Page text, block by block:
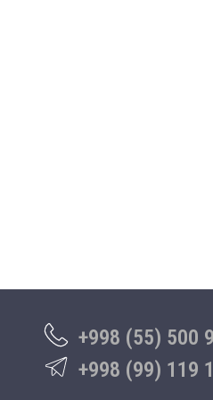
+998 (55) 500
+998 (99) 119